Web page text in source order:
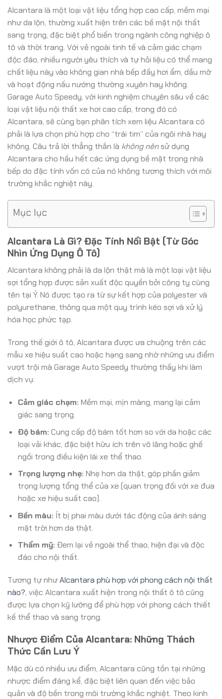
Alcantara là một loại vật liệu tổng hợp cao cấp, mềm mại
như da lộn, thường xuất hiện trên các bề mặt nội thất
sang trọng, đặc biệt phổ biến trong ngành công nghiệp ô
tô và thời trang. Với vẻ ngoài tinh tế và cảm giác chạm
độc đáo, nhiều người yêu thích và tự hỏi liệu có thể mang
chất liệu này vào không gian nhà bếp đầy hơi ẩm, dầu mỡ
và hoạt động nấu nướng thường xuyên hay không.
Garage Auto Speedy, với kinh nghiệm chuyên sâu về các
loại vật liệu nội thất xe hơi cao cấp, trong đó có
Alcantara, sẽ cùng bạn phân tích xem liệu Alcantara có
phải là lựa chọn phù hợp cho “trái tim” của ngôi nhà hay
không. Câu trả lời thẳng thắn là không nênsử dụng
Alcantara cho hầu hết các ứng dụng bề mặt trong nhà
bếp do đặc tính vốn có của nó không tương thích với môi
trường khắc nghiệt này.
Mục lục
Alcantara Là Gì? Đặc Tính Nổi Bật (Từ Góc
Nhìn Ứng Dụng Ô Tô)
Alcantara không phải là da lộn thật mà là một loại vật liệu
sợi tổng hợp được sản xuất độc quyền bởi công ty cùng
tên tại Ý. Nó được tạo ra từ sự kết hợp của polyester và
polyurethane, thông qua một quy trình kéo sợi và xử lý
hóa học phức tạp.
Trong thế giới ô tô, Alcantara được ưa chuộng trên các
mẫu xe hiệu suất cao hoặc hạng sang nhờ những ưu điểm
vượt trội mà Garage Auto Speedy thường thấy khi làm
dịch vụ:
Cảm giác chạm: Mềm mại, mịn màng, mang lại cảm
giác sang trọng.
Độ bám: Cung cấp độ bám tốt hơn so với da hoặc các
loại vải khác, đặc biệt hữu ích trên vô lăng hoặc ghế
ngồi trong điều kiện lái xe thể thao.
Trọng lượng nhẹ: Nhẹ hơn da thật, góp phần giảm
trọng lượng tổng thể của xe (quan trọng đối với xe đua
hoặc xe hiệu suất cao).
Bền màu: Ít bị phai màu dưới tác động của ánh sáng
mặt trời hơn da thật.
Thẩm mỹ: Đem lại vẻ ngoài thể thao, hiện đại và độc
đáo cho nội thất.
Tương tự nhưAlcantara phù hợp với phong cách nội thất
nào?, việc Alcantara xuất hiện trong nội thất ô tô cũng
được lựa chọn kỹ lưỡng để phù hợp với phong cách thiết
kế thể thao và sang trọng.
Nhược Điểm Của Alcantara: Những Thách
Thức Cần Lưu Ý
Mặc dù có nhiều ưu điểm, Alcantara cũng tồn tại những
nhược điểm đáng kể, đặc biệt liên quan đến việc bảo
quản và độ bền trong môi trường khắc nghiệt. Theo kinh